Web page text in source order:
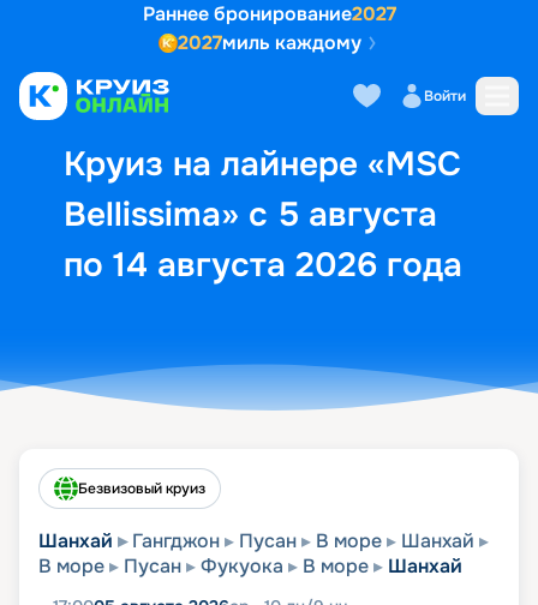
Раннее бронирование2027
2027миль каждому
Войти
Круиз на лайнере «MSC
Bellissima» с 5 августа
по 14 августа 2026 года
Выбор кают Маршрут и
Безвизовый круиз
Шанхай Гангджон Пусан В море
Шанхай
В море
Пусан Фукуока В море Шанхай